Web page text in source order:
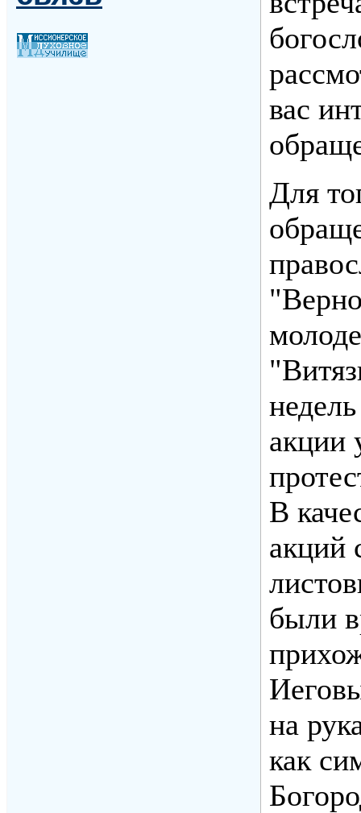
вас
Для
акции
В
акций
были
на
как